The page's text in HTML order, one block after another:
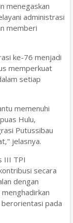
menegaskan
administrasi
memberi
ke-76 menjadi
memperkuat
setiap
memenuhi
Hulu,
Putussibau
jelasnya.
III TPI
secara
dengan
berorientasi pada